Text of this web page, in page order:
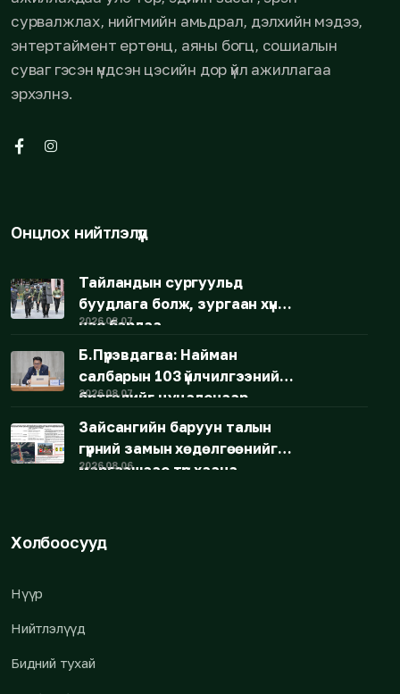
сурвалжлах, нийгмийн амьдрал, дэлхийн мэдээ,
энтертаймент ертөнц, аяны богц, сошиалын
суваг гэсэн үндсэн цэсийн дор үйл ажиллагаа
эрхэлнэ.
Онцлох нийтлэлүүд
Тайландын сургуульд
буудлага болж, зургаан хүн
нас барлаа
2026.08.07
Б.Пүрэвдагва: Найман
салбарын 103 үйлчилгээний
бүртгэлийг цуцалснаар
бизнес эрхлэхэд таатай
нөхцөл бүрдэнэ
2026.08.07
Зайсангийн баруун талын
гүүрний замын хөдөлгөөнийг
маргаашаас түр хаана
2026.08.06
Холбоосууд
Нүүр
Нийтлэлүүд
Бидний тухай